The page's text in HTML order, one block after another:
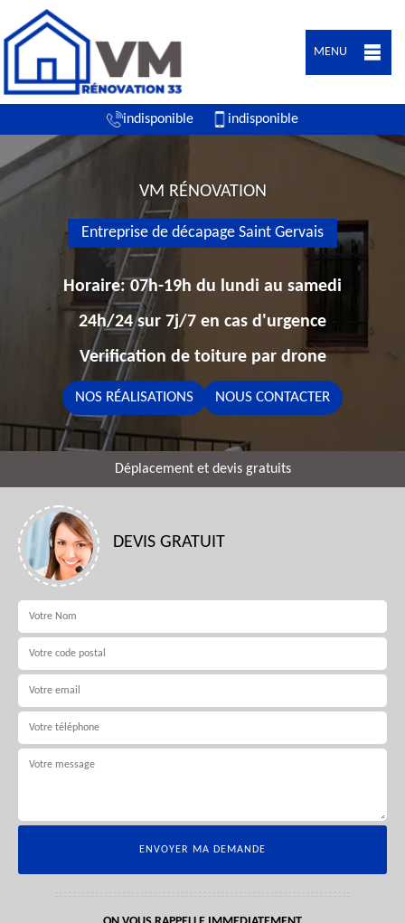
MENU
indisponible indisponible
VM RÉNOVATION
Entreprise de décapage Saint Gervais
Horaire: 07h-19h du lundi au samedi
24h/24 sur 7j/7 en cas d'urgence
Verification de toiture par drone
NOS RÉALISATIONS NOUS CONTACTER
Déplacement et devis gratuits
DEVIS GRATUIT